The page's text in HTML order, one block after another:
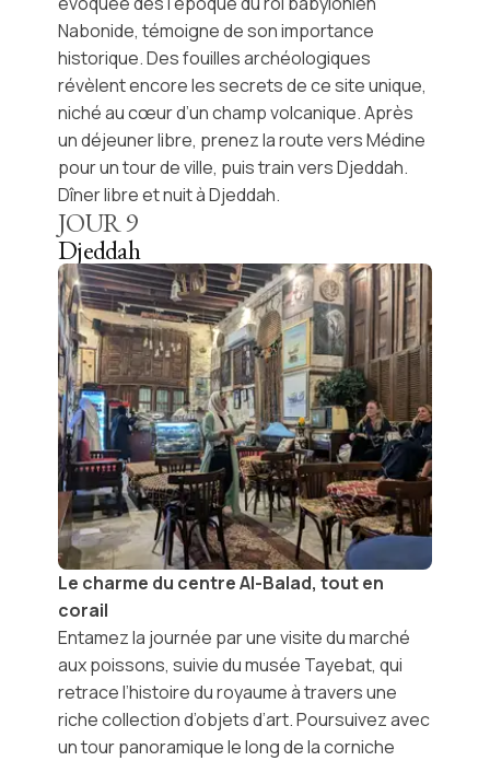
Nabonide, témoigne de son importance
historique. Des fouilles archéologiques
révèlent encore les secrets de ce site unique,
niché au cœur d’un champ volcanique. Après
un déjeuner libre, prenez la route versMédine
pour un tour de ville, puis train versDjeddah.
Dîner libre et nuit à Djeddah.
JOUR9
Djeddah
Le charme du centre Al-Balad, tout en
corail
Entamez la journée par une visite du marché
aux poissons, suivie dumusée Tayebat, qui
retrace l’histoire du royaume à travers une
riche collection d’objets d’art. Poursuivez avec
un tour panoramique le long de la corniche